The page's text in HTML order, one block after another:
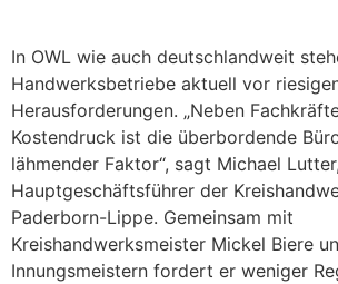
In OWL wie auch deutschlandweit
Handwerksbetriebe aktuell vor
Herausforderungen. „Neben
Kostendruck ist die überbordende
lähmender Faktor“, sagt Michael Lutter,
Hauptgeschäftsführer der
Paderborn-Lippe. Gemeinsam mit
Kreishandwerksmeister Mickel Biere
Innungsmeistern fordert er weniger